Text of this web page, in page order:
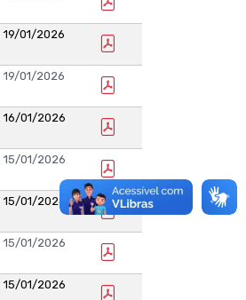
19/01/2026
19/01/2026
16/01/2026
15/01/2026
15/01/2026
15/01/2026
15/01/2026